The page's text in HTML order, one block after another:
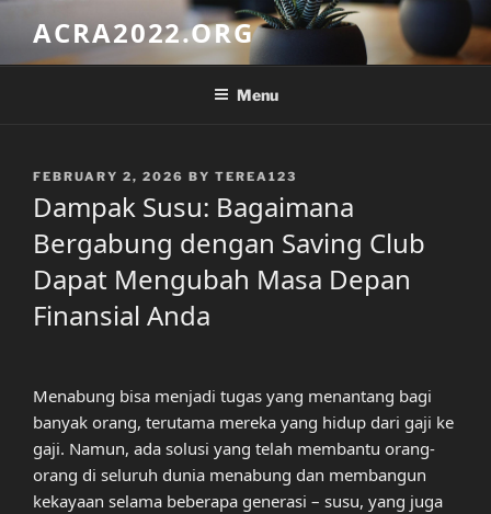
content
ACRA2022.ORG
Menu
POSTED
FEBRUARY 2, 2026 BY TEREA123
Dampak Susu: Bagaimana
Bergabung dengan Saving Club
Dapat Mengubah Masa Depan
Finansial Anda
Menabung bisa menjadi tugas yang menantang bagi
banyak orang, terutama mereka yang hidup dari gaji ke
gaji. Namun, ada solusi yang telah membantu orang-
orang di seluruh dunia menabung dan membangun
kekayaan selama beberapa generasi – susu, yang juga